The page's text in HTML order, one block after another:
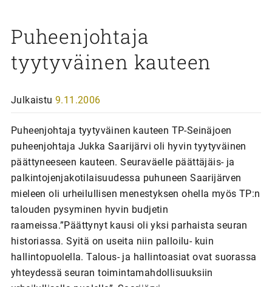
Puheenjohtaja
tyytyväinen kauteen
Julkaistu 9.11.2006
Puheenjohtaja tyytyväinen kauteen TP-Seinäjoen
puheenjohtaja Jukka Saarijärvi oli hyvin tyytyväinen
päättyneeseen kauteen. Seuraväelle päättäjäis- ja
palkintojenjakotilaisuudessa puhuneen Saarijärven
mieleen oli urheilullisen menestyksen ohella myös TP:n
talouden pysyminen hyvin budjetin
raameissa.”Päättynyt kausi oli yksi parhaista seuran
historiassa. Syitä on useita niin palloilu- kuin
hallintopuolella. Talous- ja hallintoasiat ovat suorassa
yhteydessä seuran toimintamahdollisuuksiin